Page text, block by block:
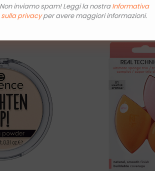
Non inviamo spam! Leggi la nostraInformativa
sulla privacyper avere maggiori informazioni.